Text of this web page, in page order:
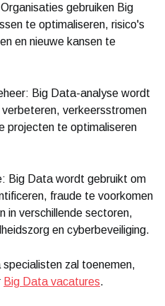
gebruiken Big
te optimaliseren, risico's
en nieuwe kansen te
Big Data-analyse wordt
verkeersstromen
projecten te optimaliseren
Big Data wordt gebruikt om
fraude te voorkomen
in verschillende sectoren,
en cyberbeveiliging.
zal toenemen,
Big Data vacatures.